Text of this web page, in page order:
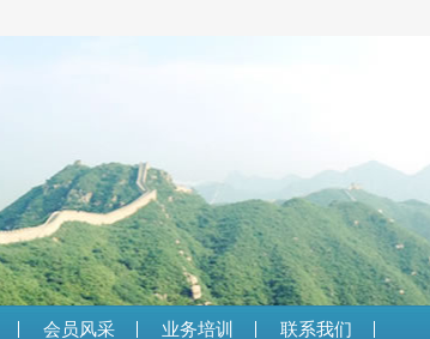
会员风采 业务培训 联系我们